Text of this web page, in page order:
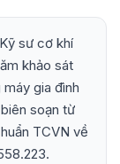
Kỹ sư cơ khí
khảo sát
gia đình
soạn từ
TCVN về